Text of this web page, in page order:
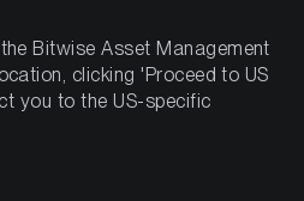
på det?
Bitwise Asset Management
clicking 'Proceed to US
you to the US-specific